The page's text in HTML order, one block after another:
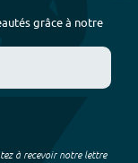
grâce à notre
à recevoir notre lettre